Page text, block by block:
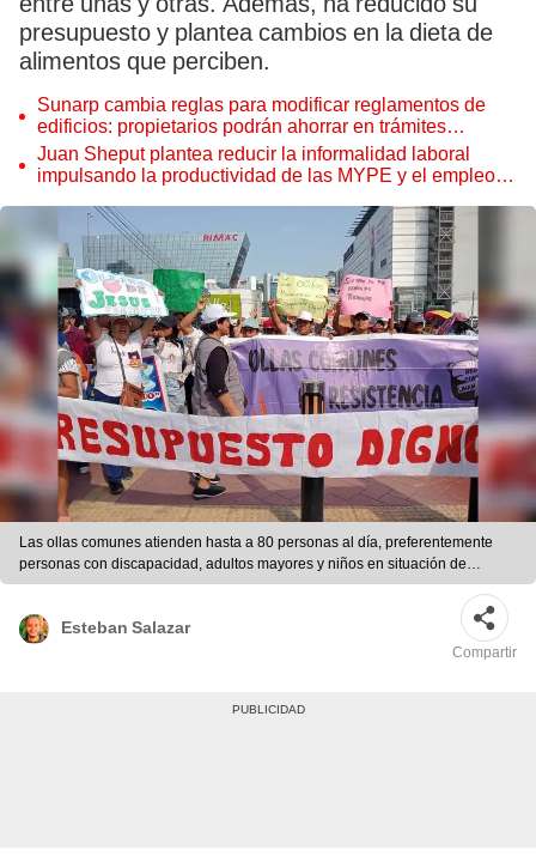
presupuesto y plantea cambios en la dieta de
alimentos que perciben.
Sunarp cambia reglas para modificar reglamentos de
edificios: propietarios podrán ahorrar en trámites
notariales
Juan Sheput plantea reducir la informalidad laboral
impulsando la productividad de las MYPE y el empleo
Las ollas comunes atienden hasta a 80 personas al día, preferentemente
personas con discapacidad, adultos mayores y niños en situación de
pobreza. Foto: Rosario Rojas / URPI-LR
Esteban Salazar
Compartir